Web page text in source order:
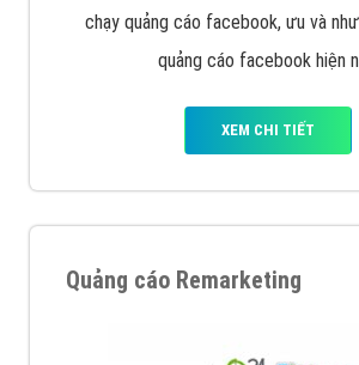
chạy quảng cáo facebook, ưu và
quảng cáo facebook hiện
XEM CHI TIẾT
Quảng cáo Remarketing